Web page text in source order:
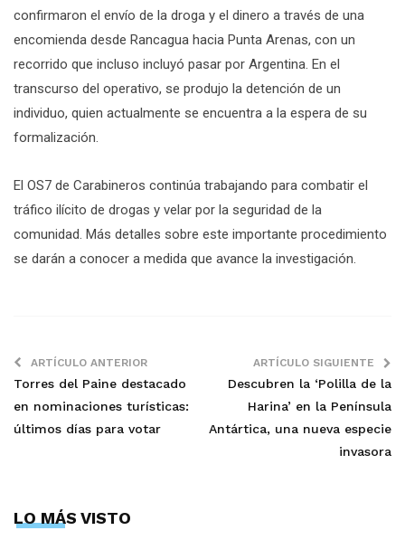
confirmaron el envío de la droga y el dinero a través de una
encomienda desde Rancagua hacia Punta Arenas, con un
recorrido que incluso incluyó pasar por Argentina. En el
transcurso del operativo, se produjo la detención de un
individuo, quien actualmente se encuentra a la espera de su
formalización.
El OS7 de Carabineros continúa trabajando para combatir el
tráfico ilícito de drogas y velar por la seguridad de la
comunidad. Más detalles sobre este importante procedimiento
se darán a conocer a medida que avance la investigación.
ARTÍCULO ANTERIOR
Torres del Paine destacado
en nominaciones turísticas:
últimos días para votar
ARTÍCULO SIGUIENTE
Descubren la ‘Polilla de la
Harina’ en la Península
Antártica, una nueva especie
invasora
LO MÁS VISTO